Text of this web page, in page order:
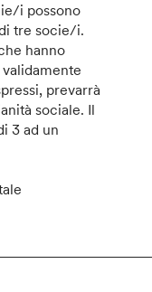
i possono
tre socie/i.
hanno
prevarrà
sociale. Il
3 ad un